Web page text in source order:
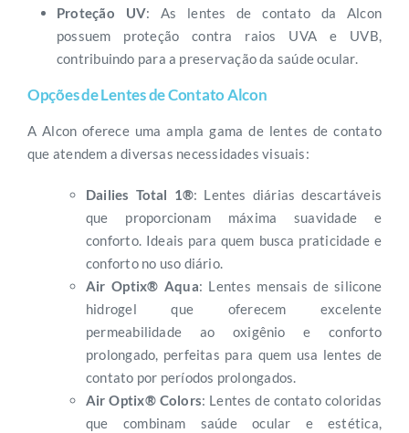
Proteção UV: As lentes de contato da Alcon
possuem proteção contra raios UVA e UVB,
contribuindo para a preservação da saúde ocular.
Opções de Lentes de Contato Alcon
A Alcon oferece uma ampla gama de lentes de contato
que atendem a diversas necessidades visuais:
Dailies Total 1®: Lentes diárias descartáveis
que proporcionam máxima suavidade e
conforto. Ideais para quem busca praticidade e
conforto no uso diário.
Air Optix® Aqua: Lentes mensais de silicone
hidrogel que oferecem excelente
permeabilidade ao oxigênio e conforto
prolongado, perfeitas para quem usa lentes de
contato por períodos prolongados.
Air Optix® Colors: Lentes de contato coloridas
que combinam saúde ocular e estética,